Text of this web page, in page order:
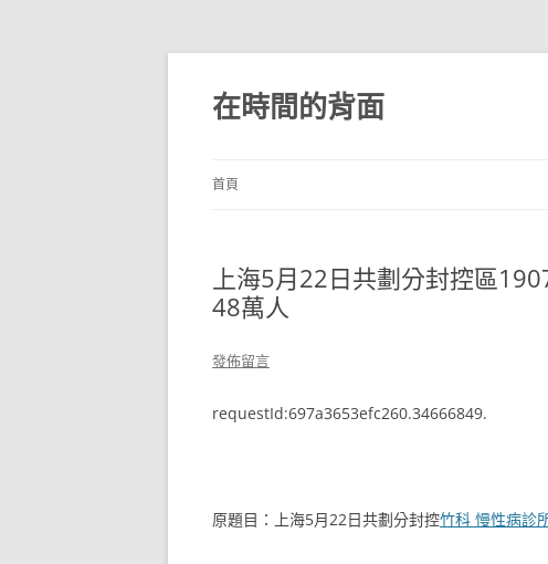
跳
主
要
內
在時間的背面
首頁
上海5月22日共劃分封控區
48萬人
發佈留言
requestId:697a3653efc260.34666849.
原題目：上海5月22日共劃分封控竹科 慢性病診